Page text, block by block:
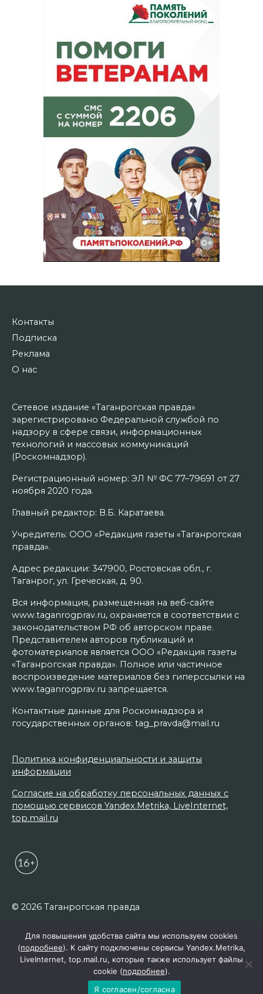
Контакты
Подписка
Реклама
О нас
Сетевое издание «Таганрогская правда»
зарегистрировано Федеральной службой по
надзору в сфере связи, информационных
технологий и массовых коммуникаций
(Роскомнадзор).
Регистрационный номер: ЭЛ № ФС 77–79691 от 27
ноября 2020 года.
Главный редактор: В.Б. Каратаева.
Учредитель: ООО «Редакция газеты «Таганрогская
правда».
Адрес редакции: 347900, Ростовская обл., г.
Таганрог, ул. Греческая, д. 90.
Вся информация, размещенная на веб-сайте
www.taganrogprav.ru, охраняется в соответствии с
законодательством РФ об авторском праве.
Представителем авторов публикаций и
фотоматериалов является ООО «Редакция газеты
«Таганрогская правда». Полное или частичное
воспроизведение материалов без гиперссылки на
www.taganrogprav.ru запрещается.
Контактные данные для Роскомнадзора и
государственных органов: tag_pravda@mail.ru
Политика конфиденциальности и защиты
информации
Согласие на обработку персональных данных с
помощью сервисов Yandex.Metrika, LiveInternet,
top.mail.ru
© 2026 Таганрогская правда
Для повышения удобства сайта мы используем cookies
(подробнее). К сайту подключены сервисы Yandex.Metrika,
LiveInternet, top.mail.ru, которые также использует файлы
cookie (подробнее).
Я согласен/согласна